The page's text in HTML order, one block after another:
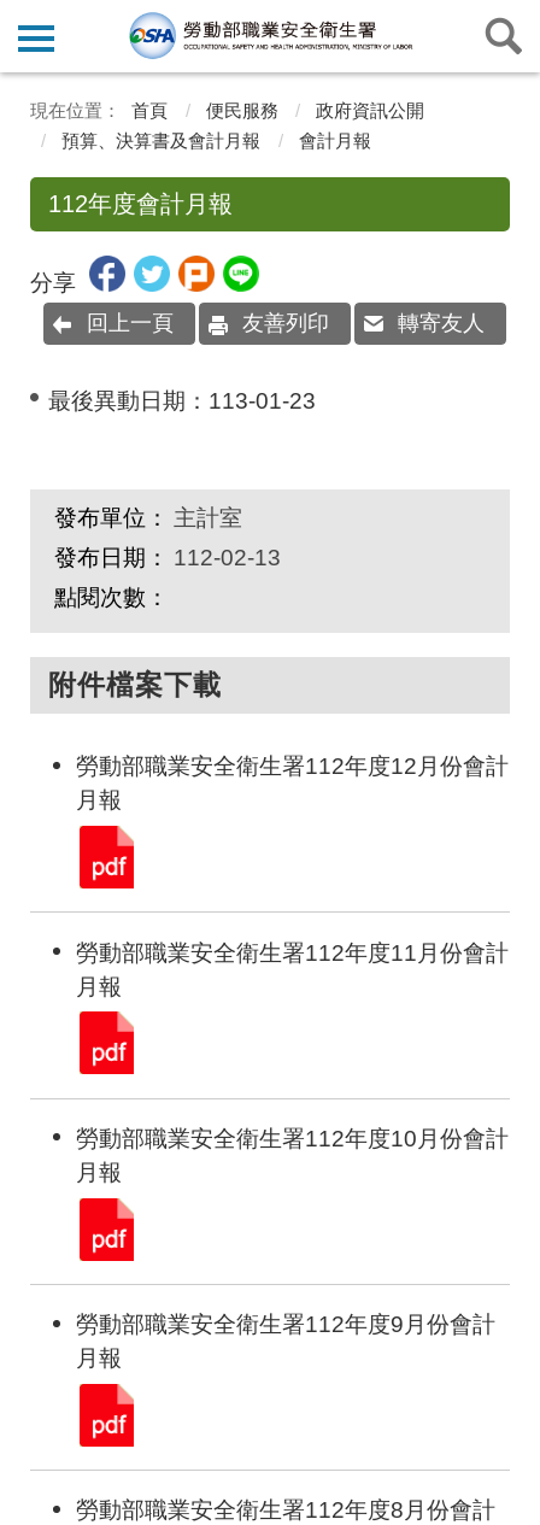
首頁 便民服務
政府資訊公開
預算、決算書及會計月報
會計月報
112年度會計月報
分享
回上一頁 友善列印 轉寄友人
最後異動日期： 113-01-23
發布單位：
主計室
發布日期：
112-02-13
點閱次數：
附件檔案下載
勞動部職業安全衛生署112年度12月份會計
月報
勞動部職業安全衛生署112年度11月份會計
月報
勞動部職業安全衛生署112年度10月份會計
月報
勞動部職業安全衛生署112年度9月份會計
月報
勞動部職業安全衛生署112年度8月份會計